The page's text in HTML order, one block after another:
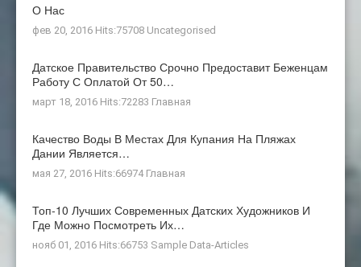
О Нас
фев 20, 2016 Hits:75708 Uncategorised
Датское Правительство Срочно Предоставит Беженцам
Работу С Оплатой От 50…
март 18, 2016 Hits:72283 Главная
Качество Воды В Местах Для Купания На Пляжах
Дании Является…
мая 27, 2016 Hits:66974 Главная
Топ-10 Лучших Современных Датских Художников И
Где Можно Посмотреть Их…
нояб 01, 2016 Hits:66753 Sample Data-Articles